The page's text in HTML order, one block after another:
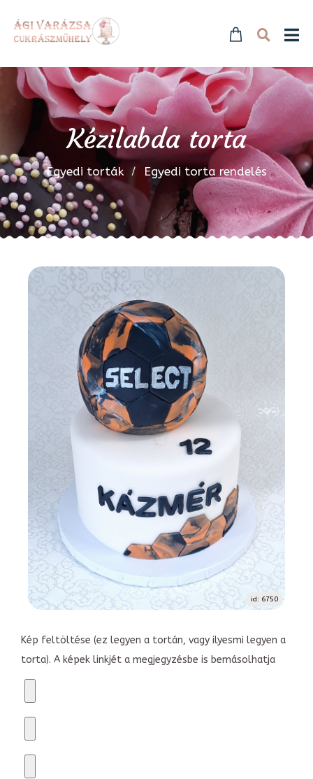
Kézilabda torta
Egyedi torták Egyedi torta rendelés
id: 6750
Kép feltöltése (ez legyen a tortán, vagy ilyesmi legyen a
torta). A képek linkjét a megjegyzésbe is bemásolhatja